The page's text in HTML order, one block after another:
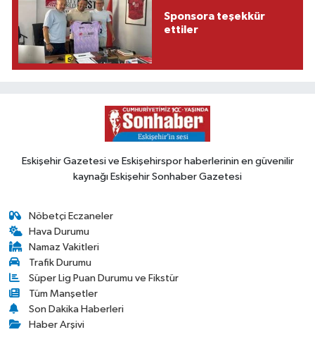
Sponsora teşekkür
ettiler
Eskişehir Gazetesi ve Eskişehirspor haberlerinin en güvenilir
kaynağı Eskişehir Sonhaber Gazetesi
Nöbetçi Eczaneler
Hava Durumu
Namaz Vakitleri
Trafik Durumu
Süper Lig Puan Durumu ve Fikstür
Tüm Manşetler
Son Dakika Haberleri
Haber Arşivi